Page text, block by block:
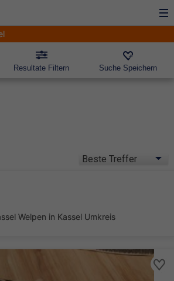
Resultate Filtern Suche Speichern
Welpen in Kassel Umkreis